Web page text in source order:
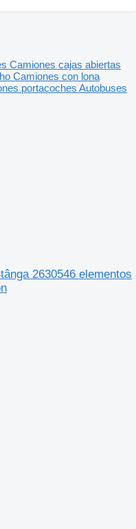
2630546 elementos
Camiones cajas abiertas
Camiones con lona
portacoches Autobuses